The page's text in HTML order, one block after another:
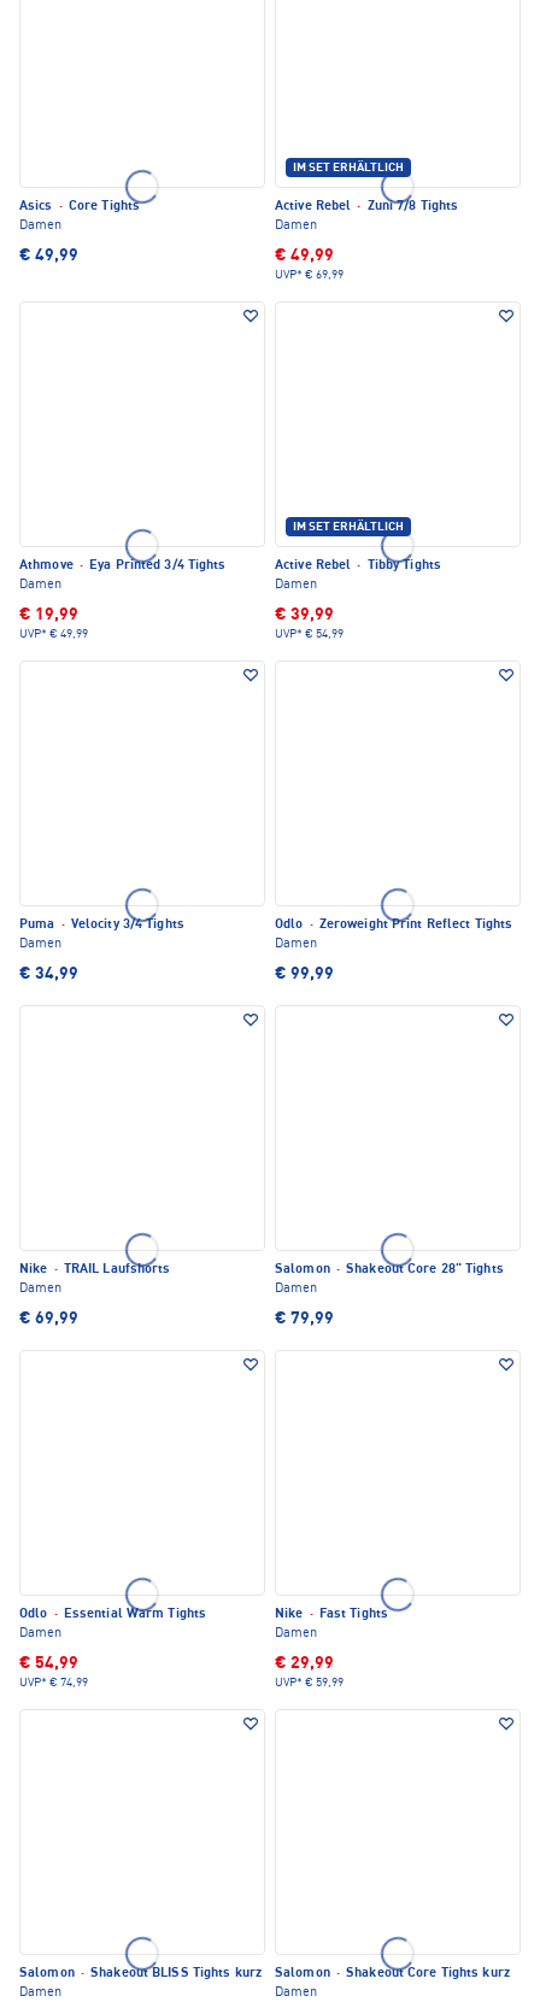
Asics · Core Tights
Damen
€ 49,99
IM SET ERHÄLTLICH
Active Rebel · Zuni 7/8 Tights
Damen
€ 49,99
UVP* € 69,99
Athmove · Eya Printed 3/4 Tights
Damen
€ 19,99
UVP* € 49,99
IM SET ERHÄLTLICH
Active Rebel ·
Tibby Tights
Damen
€ 39,99
UVP* € 54,99
Puma · Velocity 3/4 Tights
Damen
€ 34,99
Odlo · Zeroweight Print Reflect Tights
Damen
€ 99,99
Nike ·
TRAIL Laufshorts
Damen
€ 69,99
Salomon · Shakeout Core 28" Tights
Damen
€ 79,99
Odlo · Essential Warm Tights
Damen
€ 54,99
UVP* € 74,99
Nike · Fast Tights
Damen
€ 29,99
UVP* € 59,99
Salomon · Shakeout BLISS Tights kurz
Damen
Salomon · Shakeout Core Tights kurz
Damen